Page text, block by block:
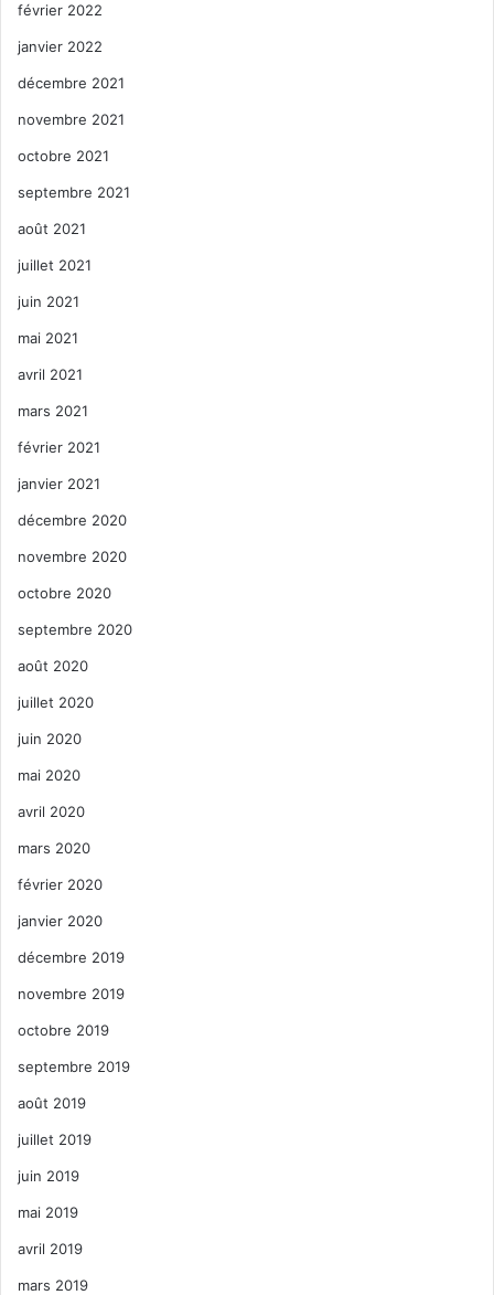
février 2022
janvier 2022
décembre 2021
novembre 2021
octobre 2021
septembre 2021
août 2021
juillet 2021
juin 2021
mai 2021
avril 2021
mars 2021
février 2021
janvier 2021
décembre 2020
novembre 2020
octobre 2020
septembre 2020
août 2020
juillet 2020
juin 2020
mai 2020
avril 2020
mars 2020
février 2020
janvier 2020
décembre 2019
novembre 2019
octobre 2019
septembre 2019
août 2019
juillet 2019
juin 2019
mai 2019
avril 2019
mars 2019